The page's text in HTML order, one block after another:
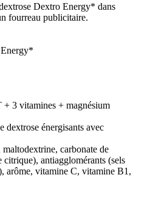
Dextro Energy* dans
fourreau publicitaire.
+ 3 vitamines + magnésium
dextrose énergisants avec
carbonate de
antiagglomérants (sels
arôme, vitamine C, vitamine B1,